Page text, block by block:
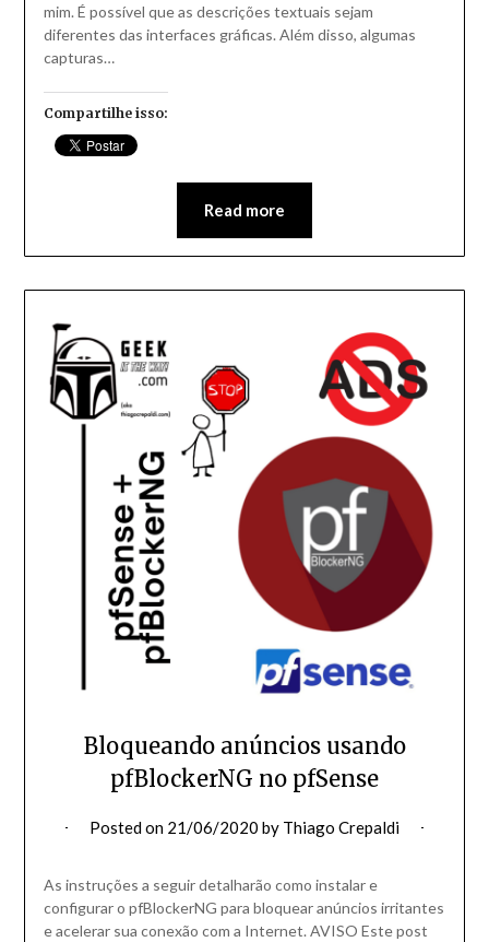
mim. É possível que as descrições textuais sejam
diferentes das interfaces gráficas. Além disso, algumas
capturas…
Compartilhe isso:
Read more
Bloqueando anúncios usando
pfBlockerNG no pfSense
Posted on 21/06/2020 by Thiago Crepaldi
As instruções a seguir detalharão como instalar e
configurar o pfBlockerNG para bloquear anúncios irritantes
e acelerar sua conexão com a Internet. AVISO Este post